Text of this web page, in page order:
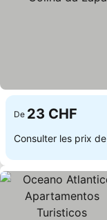
De 23 CHF
Consulter les prix de